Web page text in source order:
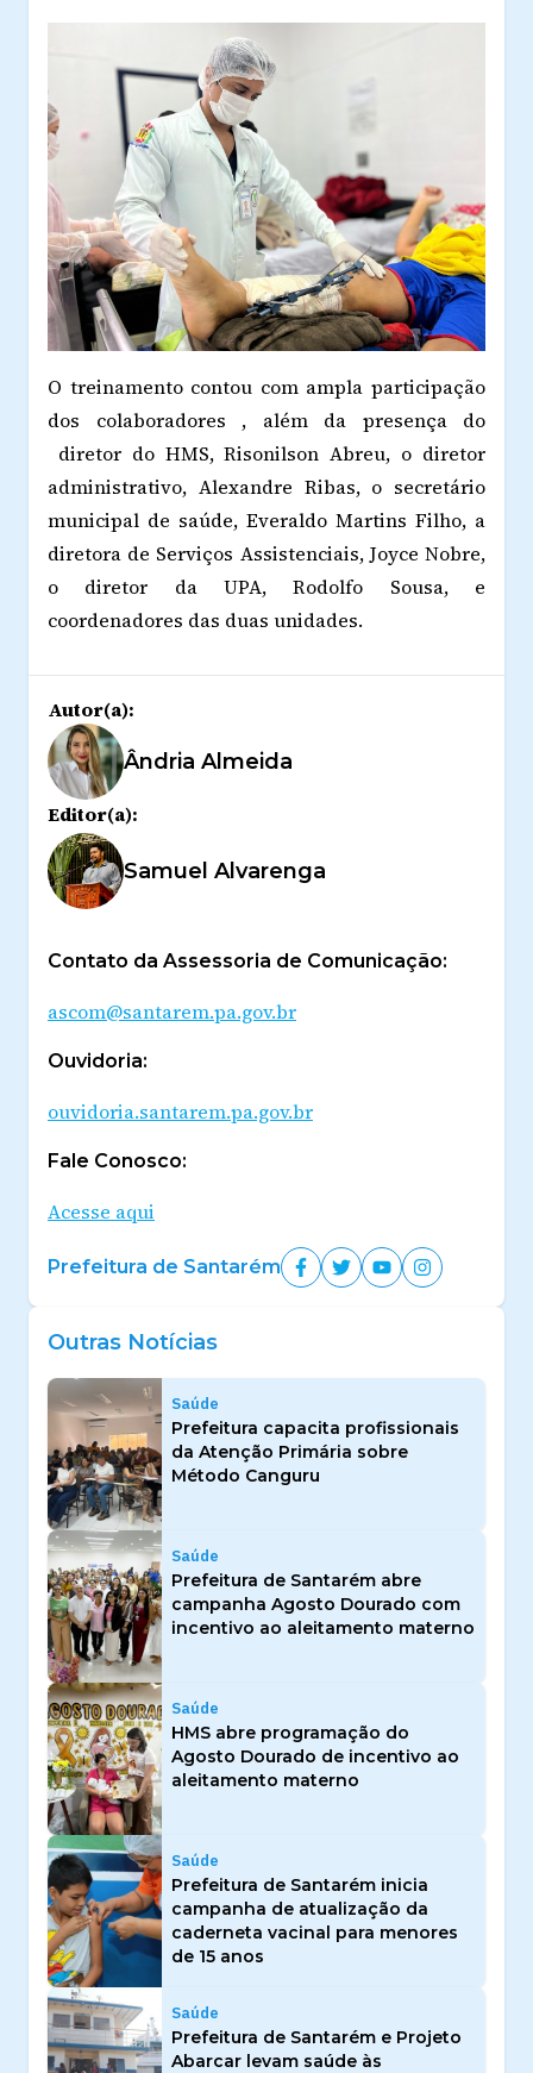
O treinamento contou com ampla participação
dos colaboradores , além da presença do
diretor do HMS, Risonilson Abreu, o diretor
administrativo, Alexandre Ribas, o secretário
municipal de saúde, Everaldo Martins Filho, a
diretora de Serviços Assistenciais, Joyce Nobre,
o diretor da UPA, Rodolfo Sousa, e
coordenadores das duas unidades.
Autor(a):
Ândria Almeida
Editor(a):
Samuel Alvarenga
Contato da Assessoria de Comunicação:
ascom@santarem.pa.gov.br
Ouvidoria:
ouvidoria.santarem.pa.gov.br
Fale Conosco:
Acesse aqui
Prefeitura de Santarém
Outras Notícias
Saúde
Prefeitura capacita profissionais
da Atenção Primária sobre
Método Canguru
Saúde
Prefeitura de Santarém abre
campanha Agosto Dourado com
incentivo ao aleitamento materno
Saúde
HMS abre programação do
Agosto Dourado de incentivo ao
aleitamento materno
Saúde
Prefeitura de Santarém inicia
campanha de atualização da
caderneta vacinal para menores
de 15 anos
Saúde
Prefeitura de Santarém e Projeto
Abarcar levam saúde às